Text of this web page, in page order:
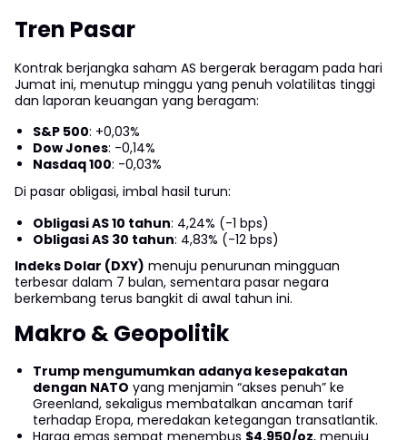
Tren Pasar
Kontrak berjangka saham AS bergerak beragam pada hari
Jumat ini, menutup minggu yang penuh volatilitas tinggi
dan laporan keuangan yang beragam:
S&P 500: +0,03%
Dow Jones: -0,14%
Nasdaq 100: -0,03%
Di pasar obligasi, imbal hasil turun:
Obligasi AS 10 tahun: 4,24% (-1 bps)
Obligasi AS 30 tahun: 4,83% (-12 bps)
Indeks Dolar (DXY) menuju penurunan mingguan
terbesar dalam 7 bulan, sementara pasar negara
berkembang terus bangkit di awal tahun ini.
Makro & Geopolitik
Trump mengumumkan adanya kesepakatan
dengan NATO yang menjamin “akses penuh” ke
Greenland, sekaligus membatalkan ancaman tarif
terhadap Eropa, meredakan ketegangan transatlantik.